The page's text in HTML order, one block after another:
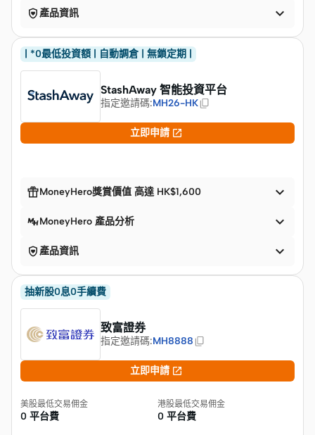
 產品資訊 
| *0最低投資額 | 自動調倉 | 無鎖定期 |
StashAway 智能投資平台
指定邀請碼:MH26-HK
立即申請 
MoneyHero獎賞價值 高達 HK$1,600 
MoneyHero 產品分析 
 產品資訊 
抽新股0息0手續費
致富證券
指定邀請碼:MH8888
立即申請 
美股最低交易佣金
0 平台費
港股最低交易佣金
0 平台費